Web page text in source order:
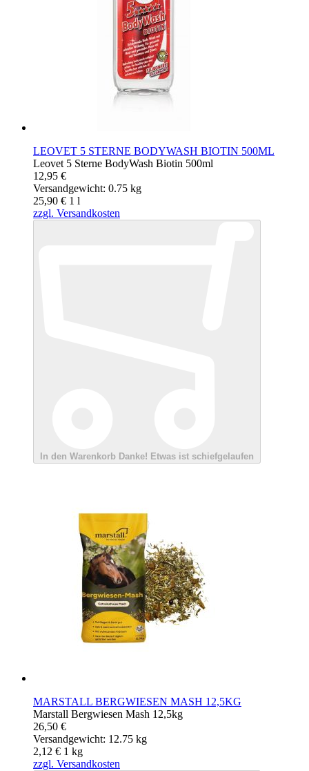
LEOVET 5 STERNE BODYWASH BIOTIN 500ML
Leovet 5 Sterne BodyWash Biotin 500ml
12,95 €
Versandgewicht: 0.75 kg
25,90 € 1 l
zzgl. Versandkosten
In den Warenkorb Danke! Etwas ist schiefgelaufen
MARSTALL BERGWIESEN MASH 12,5KG
Marstall Bergwiesen Mash 12,5kg
26,50 €
Versandgewicht: 12.75 kg
2,12 € 1 kg
zzgl. Versandkosten